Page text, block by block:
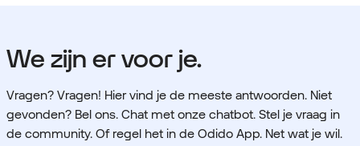
We zijn er voor je.
Vragen? Vragen! Hier vind je de meeste antwoorden. Niet
gevonden? Bel ons. Chat met onze chatbot. Stel je vraag in
de community. Of regel het in de Odido App. Net wat je wil.